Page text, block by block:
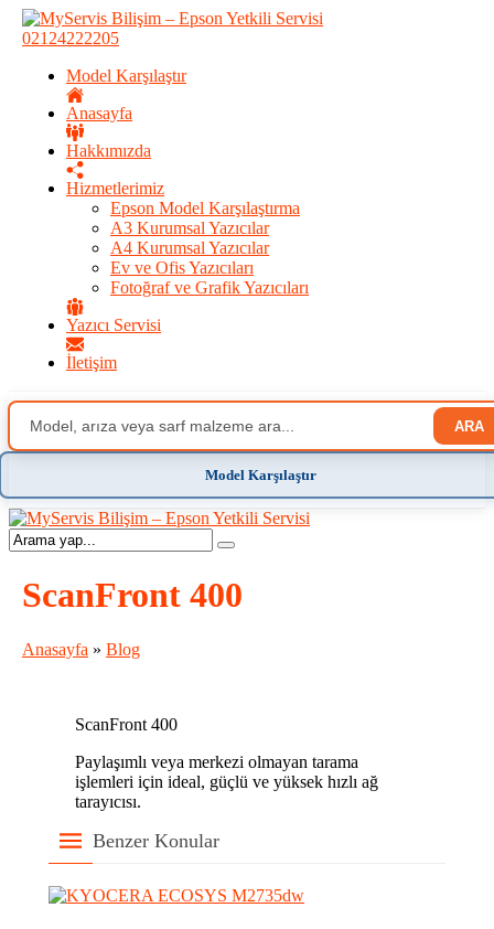
02124222205
Model Karşılaştır
Anasayfa
Hakkımızda
Hizmetlerimiz
Epson Model Karşılaştırma
A3 Kurumsal Yazıcılar
A4 Kurumsal Yazıcılar
Ev ve Ofis Yazıcıları
Fotoğraf ve Grafik Yazıcıları
Yazıcı Servisi
İletişim
ARA
Model Karşılaştır
ScanFront 400
Anasayfa » Blog
ScanFront 400
Paylaşımlı veya merkezi olmayan tarama
işlemleri için ideal, güçlü ve yüksek hızlı ağ
tarayıcısı.
Benzer Konular